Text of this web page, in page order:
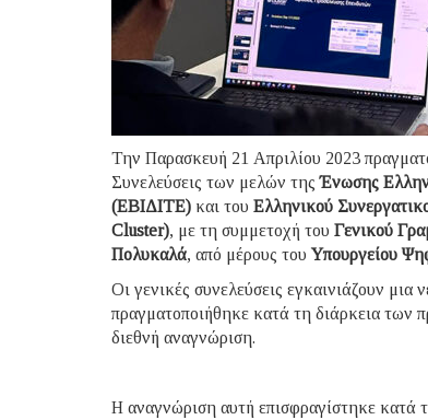
Την Παρασκευή 21 Απριλίου 2023
Συνελεύσεις των μελών τηςΈνωσης
(ΕΒΙΔΙΤΕ) και του Ελληνικού
Cluster), με τη συμμετοχή του Γενικού
Πολυκαλά, από μέρους του Υπουργείου
Οι γενικές συνελεύσεις εγκαινιάζουν
πραγματοποιήθηκε κατά τη διάρκεια των
διεθνή αναγνώριση.
Η αναγνώριση αυτή επισφραγίστηκε κατά